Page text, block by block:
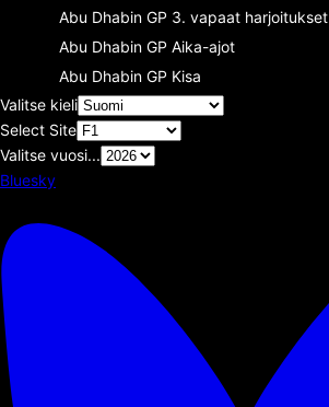
Abu Dhabin GP 3. vapaat harjoitukset
Abu Dhabin GP Aika-ajot
Abu Dhabin GP Kisa
Valitse kieli
Select Site
Valitse vuosi...
Bluesky